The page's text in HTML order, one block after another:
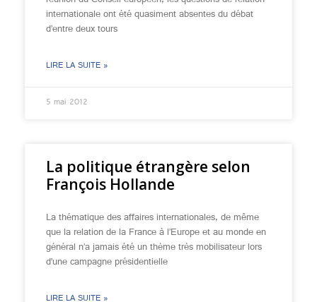
internationale ont été quasiment absentes du débat
d’entre deux tours
LIRE LA SUITE »
5 mai 2012
La politique étrangère selon
François Hollande
La thématique des affaires internationales, de même
que la relation de la France à l’Europe et au monde en
général n’a jamais été un thème très mobilisateur lors
d’une campagne présidentielle